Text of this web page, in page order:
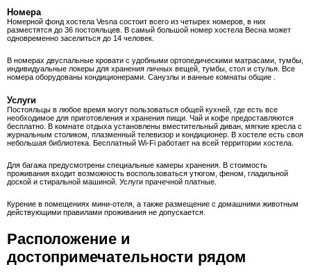
Номера
Номерной фонд хостела Vesna состоит всего из четырех номеров, в них
разместятся до 36 постояльцев. В самый большой номер хостела Весна может
одновременно заселиться до 14 человек.
В номерах двуспальные кровати с удобными ортопедическими матрасами, тумбы,
индивидуальные локеры для хранения личных вещей, тумбы, стол и стулья. Все
номера оборудованы кондиционерами. Санузлы и ванные комнаты общие .
Услуги
Постояльцы в любое время могут пользоваться общей кухней, где есть все
необходимое для приготовления и хранения пищи. Чай и кофе предоставляются
бесплатно. В комнате отдыха установлены вместительный диван, мягкие кресла с
журнальным столиком, плазменный телевизор и кондиционер. В хостеле есть своя
небольшая библиотека. Бесплатный Wi-Fi работает на всей территории хостела.
Для багажа предусмотрены специальные камеры хранения. В стоимость
проживания входит возможность воспользоваться утюгом, феном, гладильной
доской и стиральной машиной. Услуги прачечной платные.
Курение в помещениях мини-отеля, а также размещение с домашними животным
действующими правилами проживания не допускается.
Расположение и
достопримечательности рядом